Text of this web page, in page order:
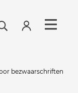
bezwaarschriften